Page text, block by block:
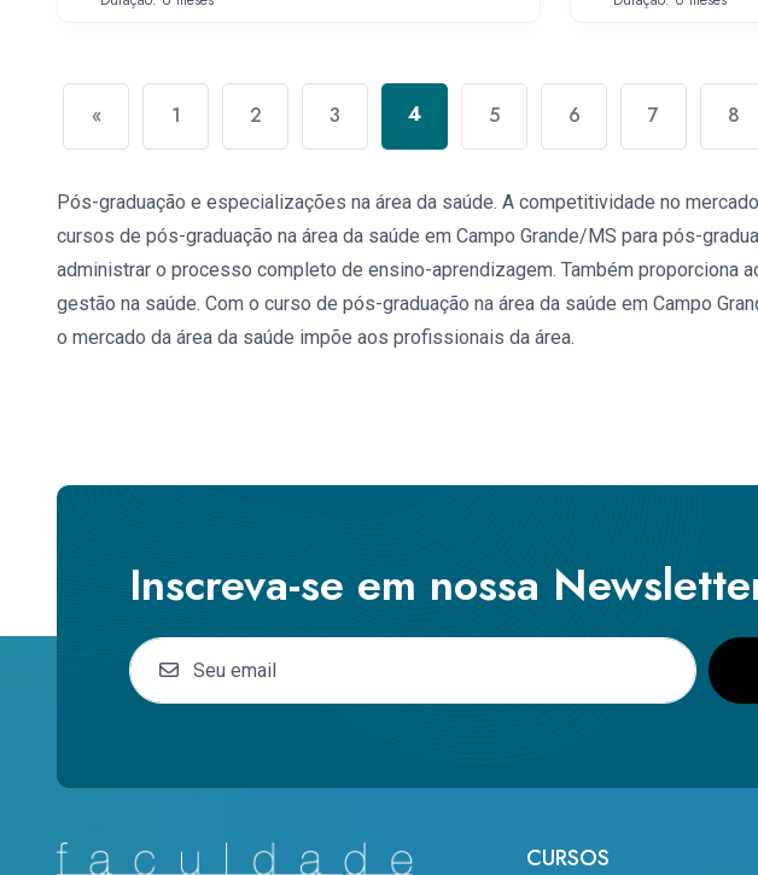
« 1 2 3 4 5 6 7 8
Pós-graduação e especializações na área da saúde. A competitividade no
cursos de pós-graduação na área da saúde em Campo Grande/MS para pós-
administrar o processo completo de ensino-aprendizagem. Também
gestão na saúde. Com o curso de pós-graduação na área da saúde em Campo
o mercado da área da saúde impõe aos profissionais da área.
Inscreva-se em nossa
CURSOS